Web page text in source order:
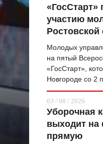
«ГосСтарт»
участию
Ростовской
Молодых
на пятый
«ГосСтарт»,
Новгороде со 2
03 / 08 / 2026
Уборочная
выходит
прямую